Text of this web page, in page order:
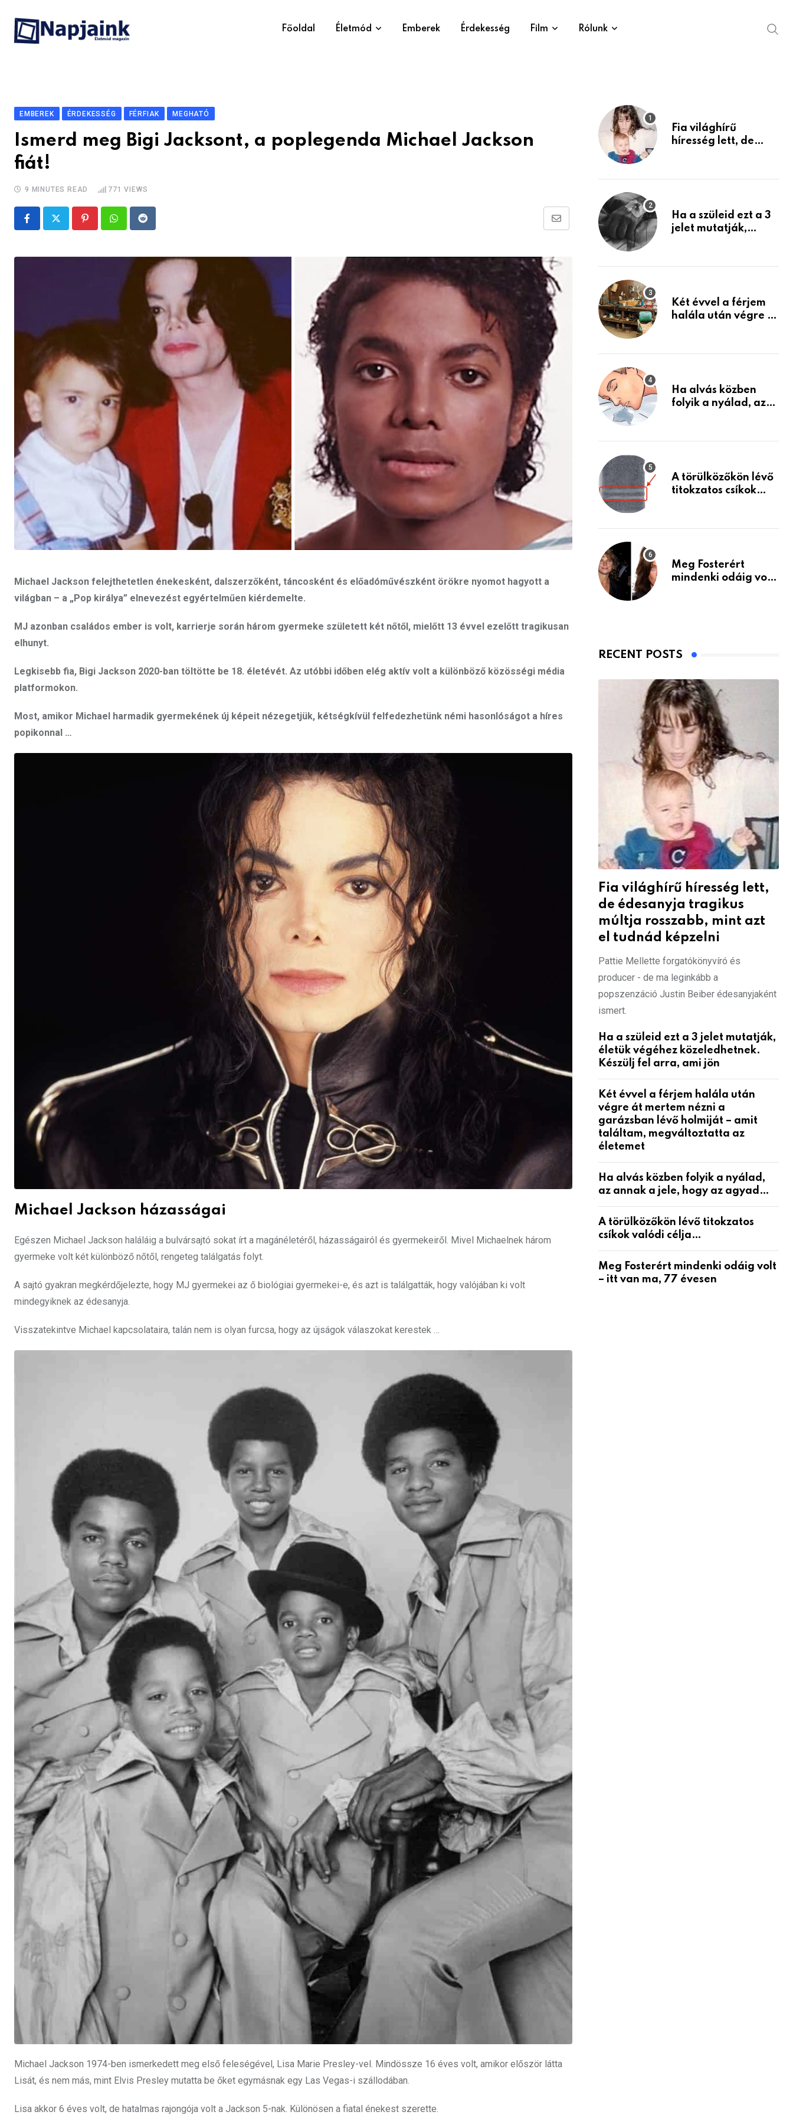
content
Főoldal Életmód Emberek Érdekesség Film Rólunk
EMBEREK ÉRDEKESSÉG FÉRFIAK MEGHATÓ
Ismerd meg Bigi Jacksont, a poplegenda Michael Jackson
fiát!
9 MINUTES READ 771 VIEWS
PinterestWhatsappReddit
Share
Email
Michael Jackson felejthetetlen énekesként, dalszerzőként, táncosként és előadóművészként örökre nyomot hagyott a
világban – a „Pop királya” elnevezést egyértelműen kiérdemelte.
MJ azonban családos ember is volt, karrierje során három gyermeke született két nőtől, mielőtt 13 évvel ezelőtt tragikusan
elhunyt.
Legkisebb fia, Bigi Jackson 2020-ban töltötte be 18. életévét. Az utóbbi időben elég aktív volt a különböző közösségi média
platformokon.
Most, amikor Michael harmadik gyermekének új képeit nézegetjük, kétségkívül felfedezhetünk némi hasonlóságot a híres
popikonnal …
Michael Jackson házasságai
Egészen Michael Jackson haláláig a bulvársajtó sokat írt a magánéletéről, házasságairól és gyermekeiről. Mivel Michaelnek három
gyermeke volt két különböző nőtől, rengeteg találgatás folyt.
A sajtó gyakran megkérdőjelezte, hogy MJ gyermekei az ő biológiai gyermekei-e, és azt is találgatták, hogy valójában ki volt
mindegyiknek az édesanyja.
Visszatekintve Michael kapcsolataira, talán nem is olyan furcsa, hogy az újságok válaszokat kerestek …
Michael Jackson 1974-ben ismerkedett meg első feleségével, Lisa Marie Presley-vel. Mindössze 16 éves volt, amikor először látta
Lisát, és nem más, mint Elvis Presley mutatta be őket egymásnak egy Las Vegas-i szállodában.
Lisa akkor 6 éves volt, de hatalmas rajongója volt a Jackson 5-nak. Különösen a fiatal énekest szerette.
Fia világhírű
híresség lett, de
mint azt el tudnád
Ha a szüleid ezt a 3
jelet mutatják,
Készülj fel arra, ami
Két évvel a férjem
halála után végre át
holmiját – amit
életemet
Ha alvás közben
folyik a nyálad, az
A törülközőkön lévő
titokzatos csíkok
Meg Fosterért
mindenki odáig volt
RECENT POSTS
Fia világhírű híresség lett,
de édesanyja tragikus
múltja rosszabb, mint azt
el tudnád képzelni
Pattie Mellette forgatókönyvíró és
producer - de ma leginkább a
popszenzáció Justin Beiber édesanyjaként
ismert.
Ha a szüleid ezt a 3 jelet mutatják,
életük végéhez közeledhetnek.
Készülj fel arra, ami jön
Két évvel a férjem halála után
végre át mertem nézni a
garázsban lévő holmiját – amit
találtam, megváltoztatta az
életemet
Ha alvás közben folyik a nyálad,
az annak a jele, hogy az agyad…
A törülközőkön lévő titokzatos
csíkok valódi célja…
Meg Fosterért mindenki odáig volt
– itt van ma, 77 évesen